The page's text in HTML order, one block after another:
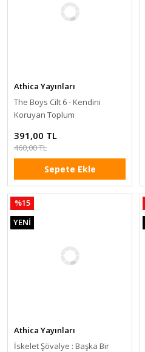
Athica Yayınları
The Boys Cilt 6 - Kendini
Koruyan Toplum
391,00 TL
460,00 TL
Sepete Ekle
%15
YENİ
Athica Yayınları
İskelet Şövalye : Başka Bir